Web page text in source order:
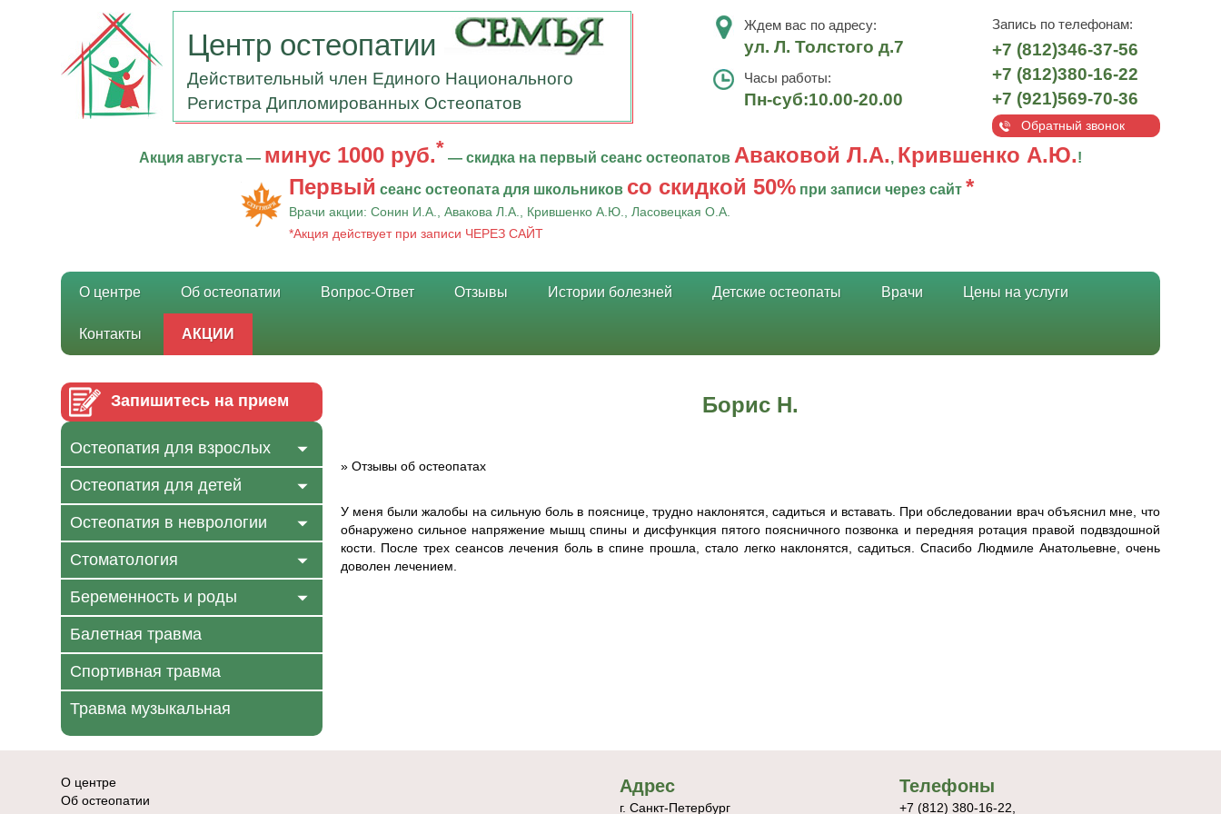
Центр остеопатии
Действительный член Единого Национального
Регистра Дипломированных Остеопатов
Ждем вас по адресу:
ул. Л. Толстого д.7
Часы работы:
Пн-суб:10.00-20.00
Запись по телефонам:
+7 (812)346-37-56
+7 (812)380-16-22
+7 (921)569-70-36
Обратный звонок
Акция августа — минус 1000 руб.* — скидка на первый сеанс остеопатов Аваковой Л.А., Крившенко А.Ю.!
Первый сеанс остеопата для школьников со скидкой 50%при записи через сайт *
Врачи акции: Сонин И.А., Авакова Л.А., Крившенко А.Ю., Ласовецкая О.А.
*Акция действует при записи ЧЕРЕЗ САЙТ
О центре Об остеопатии Вопрос-Ответ Отзывы Истории болезней Детские остеопаты Врачи Цены на услуги
Контакты АКЦИИ
Запишитесь на прием
Остеопатия для взрослых
Остеопатия для детей
Остеопатия в неврологии
Стоматология
Беременность и роды
Балетная травма
Спортивная травма
Травма музыкальная
Борис Н.
» Отзывы об остеопатах
У меня были жалобы на сильную боль в пояснице, трудно наклонятся, садиться и вставать. При обследовании врач объяснил мне, что
обнаружено сильное напряжение мышц спины и дисфункция пятого поясничного позвонка и передняя ротация правой подвздошной
кости. После трех сеансов лечения боль в спине прошла, стало легко наклонятся, садиться. Спасибо Людмиле Анатольевне, очень
доволен лечением.
О центре
Об остеопатии
Адрес
г. Санкт-Петербург
Телефоны
+7 (812) 380-16-22,